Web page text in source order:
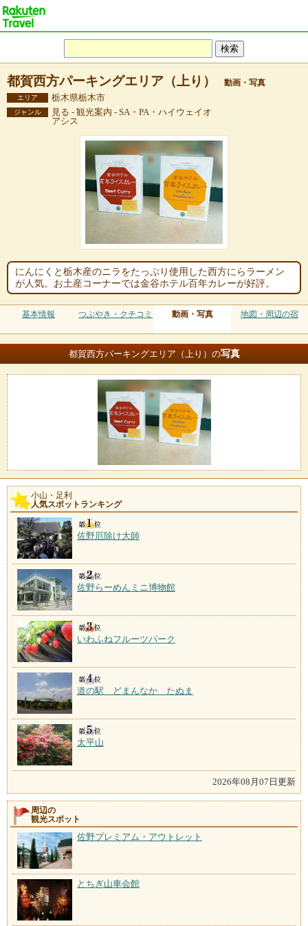
都賀西方パーキングエリア（上り） 動画・写真
エリア 栃木県栃木市
ジャンル
見る - 観光案内 - SA・PA・ハイウェイオ
アシス
にんにくと栃木産のニラをたっぷり使用した西方にらラーメン
が人気。お土産コーナーでは金谷ホテル百年カレーが好評。
基本情報 つぶやき・クチコミ 動画・写真 地図・周辺の宿
都賀西方パーキングエリア（上り）の写真
小山・足利
人気スポットランキング
佐野厄除け大師
佐野らーめんミニ博物館
いわふねフルーツパーク
道の駅 どまんなか たぬま
太平山
2026年08月07日更新
周辺の
観光スポット
佐野プレミアム・アウトレット
とちぎ山車会館